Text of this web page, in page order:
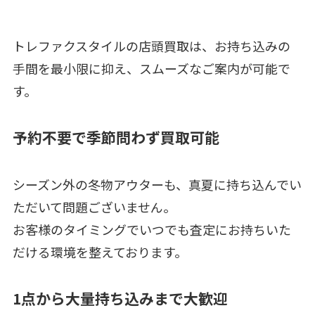
トレファクスタイルの店頭買取は、お持ち込みの
手間を最小限に抑え、スムーズなご案内が可能で
す。
予約不要で季節問わず買取可能
シーズン外の冬物アウターも、真夏に持ち込んでい
ただいて問題ございません。
お客様のタイミングでいつでも査定にお持ちいた
だける環境を整えております。
1点から大量持ち込みまで大歓迎